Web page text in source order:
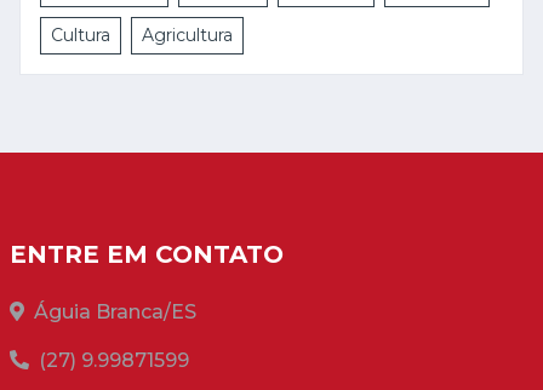
Cultura Agricultura
ENTRE EM CONTATO
Águia Branca/ES
(27) 9.99871599